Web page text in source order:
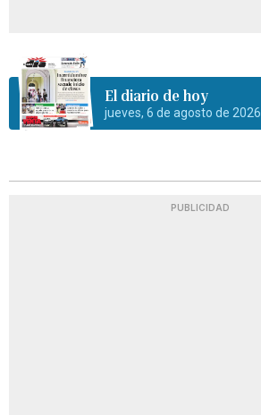
El diario de hoy
jueves, 6 de agosto de 2026
PUBLICIDAD